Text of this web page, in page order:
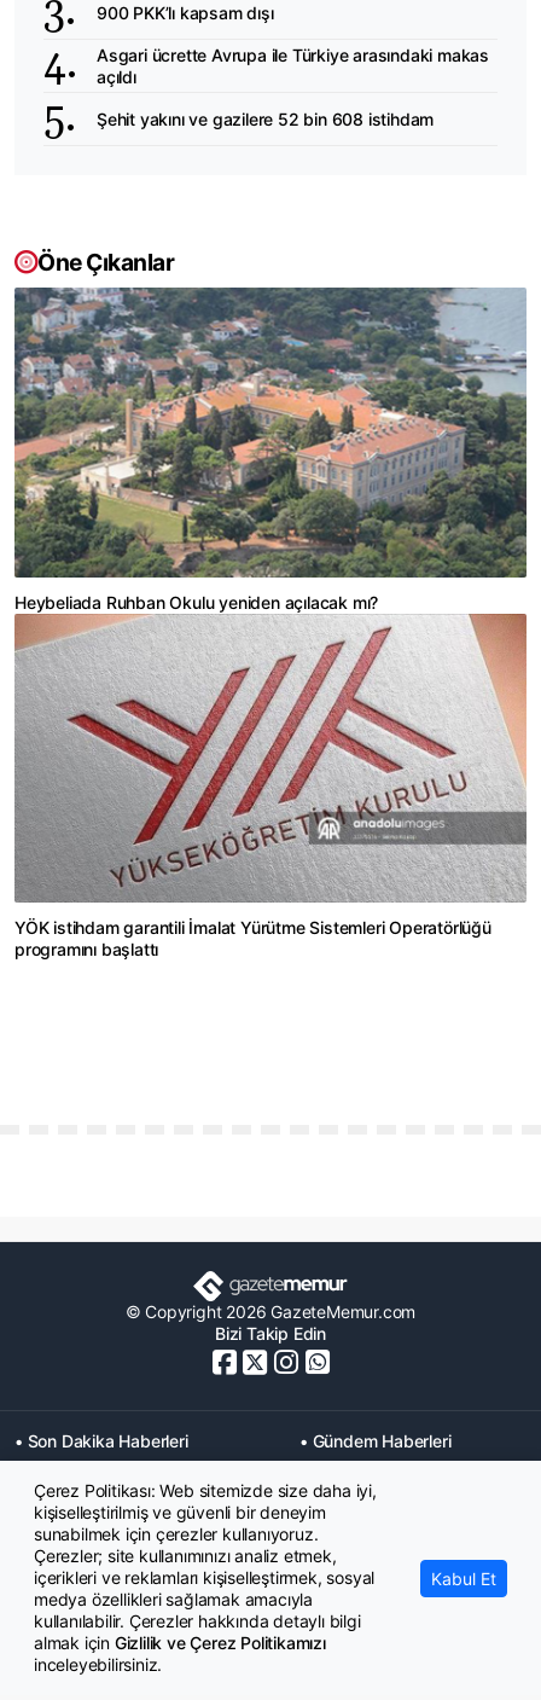
900 PKK’lı kapsam dışı
Asgari ücrette Avrupa ile Türkiye arasındaki makas
açıldı
Şehit yakını ve gazilere 52 bin 608 istihdam
Öne Çıkanlar
Heybeliada Ruhban Okulu yeniden açılacak mı?
YÖK istihdam garantili İmalat Yürütme Sistemleri Operatörlüğü
programını başlattı
© Copyright 2026 GazeteMemur.com
Bizi Takip Edin
• Son Dakika Haberleri
• Gündem Haberleri
• Memurlar Haberleri
• KPSS Haberleri
• Ekonomi Haberleri
• Eğitim Haberleri
• Yaşam Haberleri
• Maaş Verileri Haberleri
• Mahkeme Kararları
Haberleri
Çerez Politikası: Web sitemizde size daha iyi,
kişiselleştirilmiş ve güvenli bir deneyim
sunabilmek için çerezler kullanıyoruz.
Çerezler; site kullanımınızı analiz etmek,
içerikleri ve reklamları kişiselleştirmek, sosyal
medya özellikleri sağlamak amacıyla
kullanılabilir. Çerezler hakkında detaylı bilgi
almak için Gizlilik ve Çerez Politikamızı
inceleyebilirsiniz.
Kabul Et